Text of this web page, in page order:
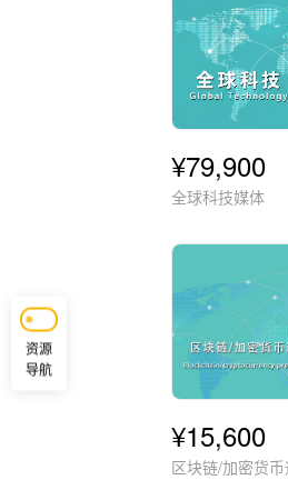
资源
导航
¥79,900
全球科技媒体
¥15,600
区块链/加密货